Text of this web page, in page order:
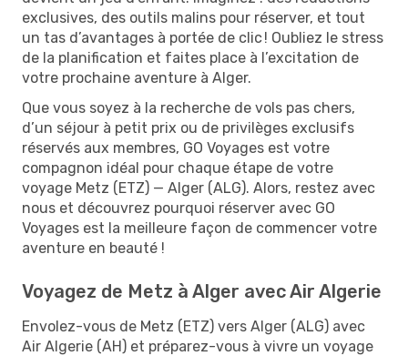
exclusives, des outils malins pour réserver, et tout
un tas d’avantages à portée de clic ! Oubliez le stress
de la planification et faites place à l’excitation de
votre prochaine aventure à Alger.
Que vous soyez à la recherche de vols pas chers,
d’un séjour à petit prix ou de privilèges exclusifs
réservés aux membres, GO Voyages est votre
compagnon idéal pour chaque étape de votre
voyage Metz (ETZ) — Alger (ALG). Alors, restez avec
nous et découvrez pourquoi réserver avec GO
Voyages est la meilleure façon de commencer votre
aventure en beauté !
Voyagez de Metz à Alger avec Air Algerie
Envolez-vous de Metz (ETZ) vers Alger (ALG) avec
Air Algerie (AH) et préparez-vous à vivre un voyage